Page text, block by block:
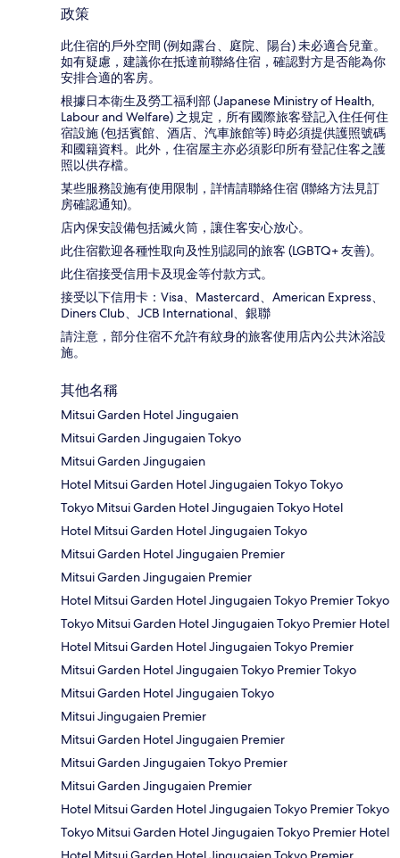
政策
此住宿的戶外空間 (例如露台、庭院、陽台) 未必適合兒童。
如有疑慮，建議你在抵達前聯絡住宿，確認對方是否能為你
安排合適的客房。
根據日本衛生及勞工福利部 (Japanese Ministry of Health,
Labour and Welfare) 之規定，所有國際旅客登記入住任何住
宿設施 (包括賓館、酒店、汽車旅館等) 時必須提供護照號碼
和國籍資料。此外，住宿屋主亦必須影印所有登記住客之護
照以供存檔。
某些服務設施有使用限制，詳情請聯絡住宿 (聯絡方法見訂
房確認通知)。
店內保安設備包括滅火筒，讓住客安心放心。
此住宿歡迎各種性取向及性別認同的旅客 (LGBTQ+ 友善)。
此住宿接受信用卡及現金等付款方式。
接受以下信用卡：Visa、Mastercard、American Express、
Diners Club、JCB International、銀聯
請注意，部分住宿不允許有紋身的旅客使用店內公共沐浴設
施。
其他名稱
Mitsui Garden Hotel Jingugaien
Mitsui Garden Jingugaien Tokyo
Mitsui Garden Jingugaien
Hotel Mitsui Garden Hotel Jingugaien Tokyo Tokyo
Tokyo Mitsui Garden Hotel Jingugaien Tokyo Hotel
Hotel Mitsui Garden Hotel Jingugaien Tokyo
Mitsui Garden Hotel Jingugaien Premier
Mitsui Garden Jingugaien Premier
Hotel Mitsui Garden Hotel Jingugaien Tokyo Premier Tokyo
Tokyo Mitsui Garden Hotel Jingugaien Tokyo Premier Hotel
Hotel Mitsui Garden Hotel Jingugaien Tokyo Premier
Mitsui Garden Hotel Jingugaien Tokyo Premier Tokyo
Mitsui Garden Hotel Jingugaien Tokyo
Mitsui Jingugaien Premier
Mitsui Garden Hotel Jingugaien Premier
Mitsui Garden Jingugaien Tokyo Premier
Mitsui Garden Jingugaien Premier
Hotel Mitsui Garden Hotel Jingugaien Tokyo Premier Tokyo
Tokyo Mitsui Garden Hotel Jingugaien Tokyo Premier Hotel